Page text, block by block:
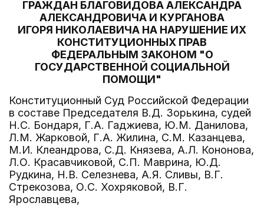
ГРАЖДАН БЛАГОВИДОВА АЛЕКСАНДРА
АЛЕКСАНДРОВИЧА И КУРГАНОВА
ИГОРЯ НИКОЛАЕВИЧА НА НАРУШЕНИЕ ИХ
КОНСТИТУЦИОННЫХ ПРАВ
ФЕДЕРАЛЬНЫМ ЗАКОНОМ "О
ГОСУДАРСТВЕННОЙ СОЦИАЛЬНОЙ
ПОМОЩИ"
Конституционный Суд Российской Федерации
в составе Председателя В.Д. Зорькина, судей
Н.С. Бондаря, Г.А. Гаджиева, Ю.М. Данилова,
Л.М. Жарковой, Г.А. Жилина, С.М. Казанцева,
М.И. Клеандрова, С.Д. Князева, А.Л. Кононова,
Л.О. Красавчиковой, С.П. Маврина, Ю.Д.
Рудкина, Н.В. Селезнева, А.Я. Сливы, В.Г.
Стрекозова, О.С. Хохряковой, В.Г.
Ярославцева,